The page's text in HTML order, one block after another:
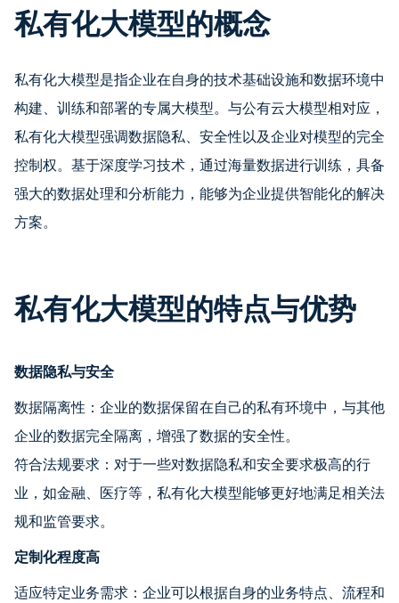
私有化大模型的概念
私有化大模型是指企业在自身的技术基础设施和数据环境中
构建、训练和部署的专属大模型。与公有云大模型相对应，
私有化大模型强调数据隐私、安全性以及企业对模型的完全
控制权。基于深度学习技术，通过海量数据进行训练，具备
强大的数据处理和分析能力，能够为企业提供智能化的解决
方案。
私有化大模型的特点与优势
数据隐私与安全
数据隔离性：企业的数据保留在自己的私有环境中，与其他
企业的数据完全隔离，增强了数据的安全性。
符合法规要求：对于一些对数据隐私和安全要求极高的行
业，如金融、医疗等，私有化大模型能够更好地满足相关法
规和监管要求。
定制化程度高
适应特定业务需求：企业可以根据自身的业务特点、流程和